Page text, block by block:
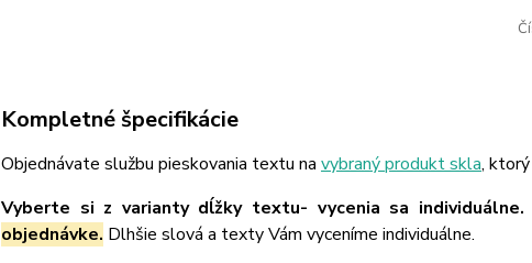
Kompletné špecifikácie
Objednávate službu pieskovania textu na vybraný produkt skla,
Vyberte si z varianty dĺžky textu- vycenia sa individuálne.
objednávke. Dlhšie slová a texty Vám vyceníme individuálne.